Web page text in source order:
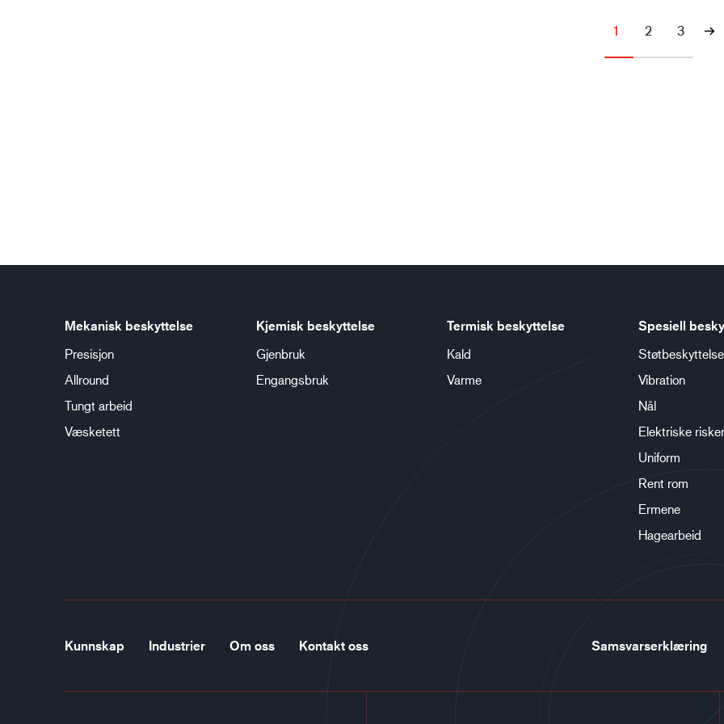
1 2 3
Mekanisk beskyttelse
Presisjon
Allround
Tungt arbeid
Væsketett
Kjemisk beskyttelse
Gjenbruk
Engangsbruk
Termisk beskyttelse
Kald
Varme
Spesiell
Støtbeskyttelse
Vibration
Nål
Elektriske risker
Uniform
Rent rom
Ermene
Hagearbeid
Kunnskap Industrier Om oss Kontakt oss Samsvarserklæring